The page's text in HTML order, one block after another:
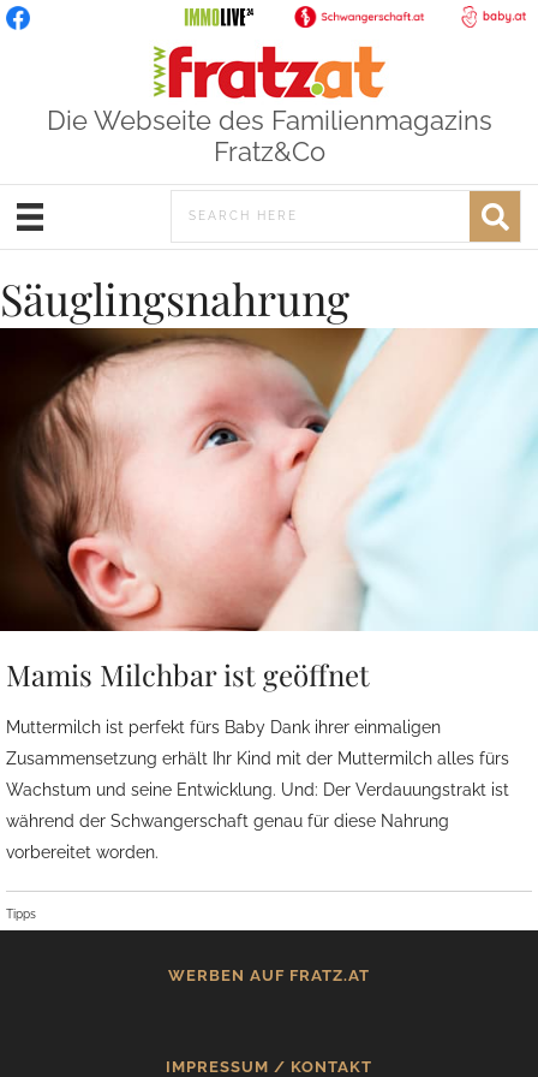
Die Webseite des Familienmagazins
Fratz&Co
Säuglingsnahrung
Mamis Milchbar ist geöffnet
Muttermilch ist perfekt fürs Baby Dank ihrer einmaligen
Zusammensetzung erhält Ihr Kind mit der Muttermilch alles fürs
Wachstum und seine Entwicklung. Und: Der Verdauungstrakt ist
während der Schwangerschaft genau für diese Nahrung
vorbereitet worden.
Tipps
WERBEN AUF FRATZ.AT
IMPRESSUM / KONTAKT